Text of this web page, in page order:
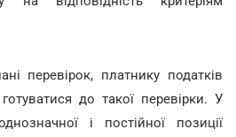
перевірок, платнику податків
до такої перевірки. У
і постійної позиції